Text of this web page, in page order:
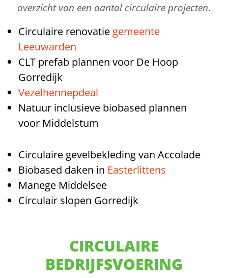
overzicht van een aantal circulaire projecten.
Circulaire renovatie gemeente
Leeuwarden
CLT prefab plannen voor De Hoop
Gorredijk
Vezelhennepdeal
Natuur inclusieve biobased plannen
voor Middelstum
Circulaire gevelbekleding van Accolade
Biobased daken in Easterlittens
Manege Middelsee
Circulair slopen Gorredijk
CIRCULAIRE
BEDRIJFSVOERING